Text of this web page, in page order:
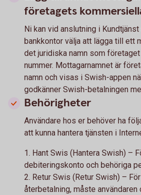
företagets
Ni kan vid anslutning i
bankkontor välja att lägga till ett
det juridiska namn som
nummer. Mottagarnamnet är
namn och visas i Swish-appen
godkänner Swish-betalningen
Behörigheter
Användare hos er behöver ha
att kunna hantera tjänsten i
1. Hant Swis (Hantera Swish) –
debiteringskonto och behöriga
2. Retur Swis (Retur Swish) –
återbetalning, måste användaren